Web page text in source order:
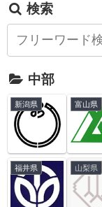
検索
中部
新潟県 富山県
福井県 山梨県